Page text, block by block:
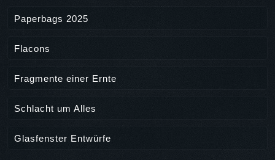
Paperbags 2025
Flacons
Fragmente einer Ernte
Schlacht um Alles
Glasfenster Entwürfe